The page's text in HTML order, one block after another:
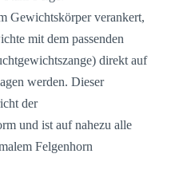
Gewichtskörper verankert,
mit dem passenden
direkt auf
werden. Dieser
der
und ist auf nahezu alle
Felgenhorn